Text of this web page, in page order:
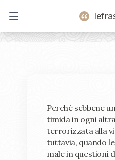
Open main menu
Perché sebbene
timida in ogni
terrorizzata alla
tuttavia, quando
male in questioni